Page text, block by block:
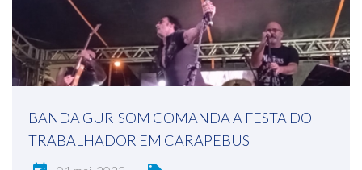
BANDA GURISOM COMANDA A FESTA DO
TRABALHADOR EM CARAPEBUS